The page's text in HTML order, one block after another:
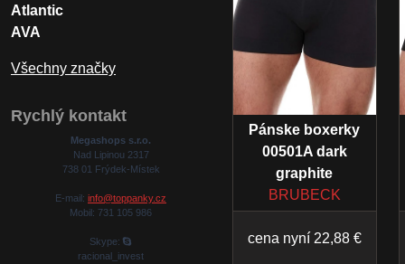
Pánske boxerky
00501A dark
graphite
BRUBECK
cena nyní 22,88 €
Atlantic
AVA
Všechny značky
Rychlý kontakt
Megashops s.r.o.
Nad Lipinou 2317
738 01 Frýdek-Místek
E-mail: info@toppanky.cz
Mobil: 731 105 986
Skype:
racional_invest